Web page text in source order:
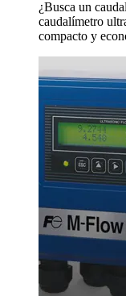
¿Busca un
caudalímetro
compacto y